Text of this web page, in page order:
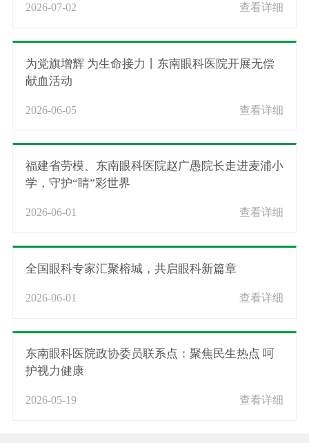
2026-07-02 查看详细
为党旗增辉 为生命接力丨东南眼科医院开展无偿
献血活动
2026-06-05 查看详细
福建省劳模、东南眼科医院赵广愚院长走进麦浦小
学，守护“睛”彩世界
2026-06-01 查看详细
全国眼科专家汇聚榕城，共启眼科新篇章
2026-06-01 查看详细
东南眼科医院政协委员联系点：聚焦民生热点 呵
护视力健康
2026-05-19 查看详细